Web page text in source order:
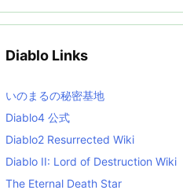
e
i
s
t
Diablo Links
いのまるの秘密基地
Diablo4 公式
Diablo2 Resurrected Wiki
Diablo II: Lord of Destruction Wiki
The Eternal Death Star